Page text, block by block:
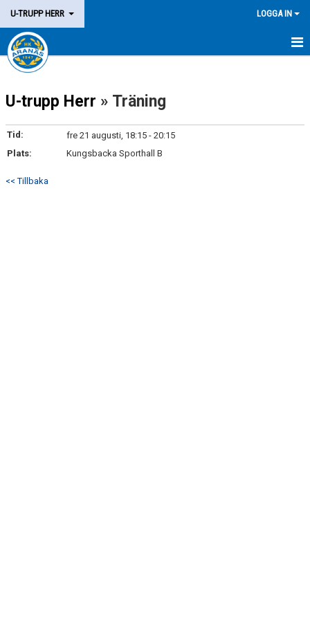
U-TRUPP HERR LOGGA IN
HEM
TRUPPEN
KALENDER
MATCHER
U-trupp Herr » Träning
Tid:
fre 21 augusti, 18:15 - 20:15
Plats:
Kungsbacka Sporthall B
<< Tillbaka